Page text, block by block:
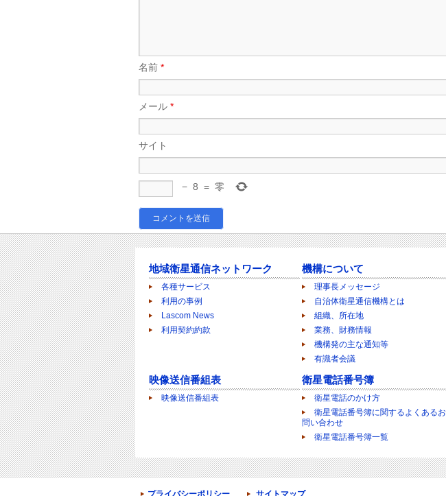
名前 *
メール *
サイト
− 8 = 零
地域衛星通信ネットワーク
各種サービス
利用の事例
Lascom News
利用契約約款
機構について
理事長メッセージ
自治体衛星通信機構とは
組織、所在地
業務、財務情報
機構発の主な通知等
有識者会議
映像送信番組表
映像送信番組表
衛星電話番号簿
衛星電話のかけ方
衛星電話番号簿に関するよくあるお
問い合わせ
衛星電話番号簿一覧
プライバシーポリシー サイトマップ